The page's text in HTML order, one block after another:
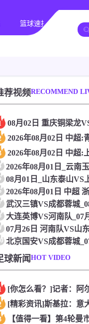
篮球速报 全球
荐视频RECOMMEND
球新闻 HOT VIDEO